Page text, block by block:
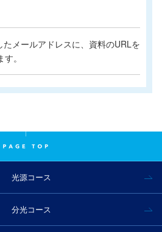
メールアドレスに、資料のURLを
。
光源コース
分光コース